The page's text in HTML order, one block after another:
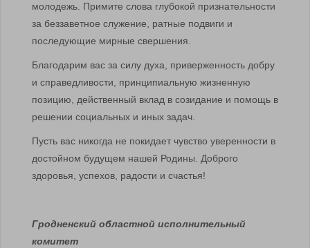
молодежь. Примите слова глубокой признательности
за беззаветное служение, ратные подвиги и
последующие мирные свершения.
Благодарим вас за силу духа, приверженность добру
и справедливости, принципиальную жизненную
позицию, действенный вклад в созидание и помощь в
решении социальных и иных задач.
Пусть вас никогда не покидает чувство уверенности в
достойном будущем нашей Родины. Доброго
здоровья, успехов, радости и счастья!
Гродненский областной исполнительный
комитет